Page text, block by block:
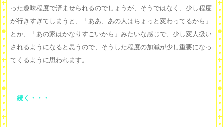
った趣味程度で済ませられるのでしょうが、そうではなく、少し程度
が行きすぎてしまうと、「ああ、あの人はちょっと変わってるから」
とか、「あの家はかなりすごいから」みたいな感じで、少し変人扱い
されるようになると思うので、そうした程度の加減が少し重要になっ
てくるように思われます。
続く・・・